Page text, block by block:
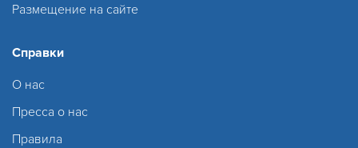
Размещение на сайте
Справки
О нас
Пресса о нас
Правила